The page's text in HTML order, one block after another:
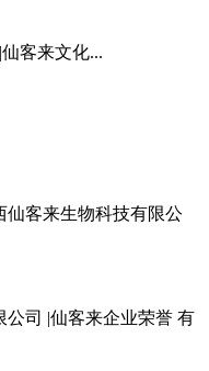
客来文化...
客来生物科技有限公
司 |仙客来企业荣誉 有